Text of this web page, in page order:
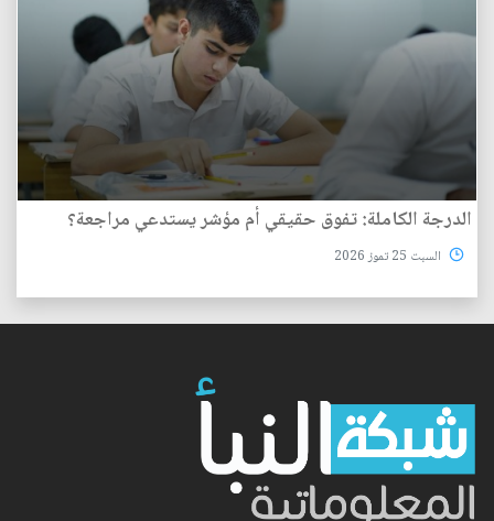
الدرجة الكاملة: تفوق حقيقي أم مؤشر يستدعي مراجعة؟
السبت 25 تموز 2026